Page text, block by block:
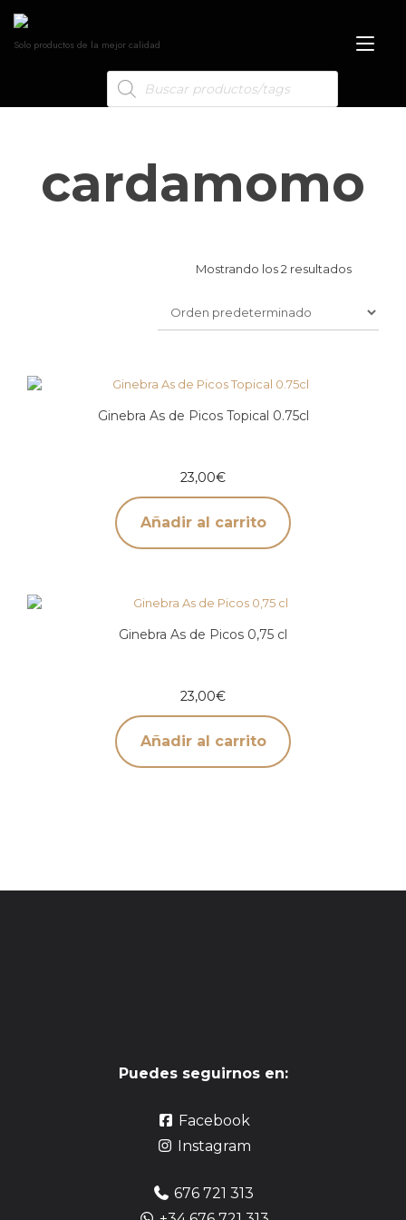
Solo productos de la mejor calidad
cardamomo
Mostrando los 2 resultados
Ginebra As de Picos Topical 0.75cl
23,00€
Añadir al carrito
Ginebra As de Picos 0,75 cl
23,00€
Añadir al carrito
Puedes seguirnos en:
Facebook
Instagram
676 721 313